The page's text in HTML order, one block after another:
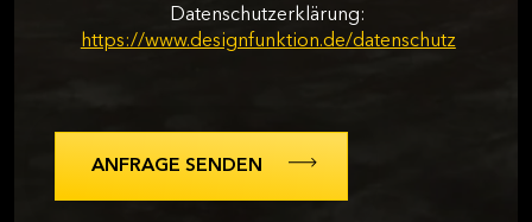
Datenschutzerklärung:
https://www.designfunktion.de/datenschutz